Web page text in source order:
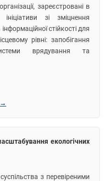
зареєстровані в
зі зміцнення
стійкості для
рівні: запобігання
врядування та
екологічних
з перевіреними